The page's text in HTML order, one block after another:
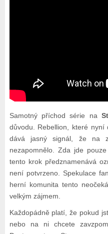
Samotný příchod série na
důvodu. Rebellion, které
dává jasný signál, že na
nezapomnělo. Zda jde
tento krok předznamenává
není potvrzeno. Spekulace
herní komunita tento
velkým zájmem.
Každopádně platí, že pokud
nebo na ni chcete